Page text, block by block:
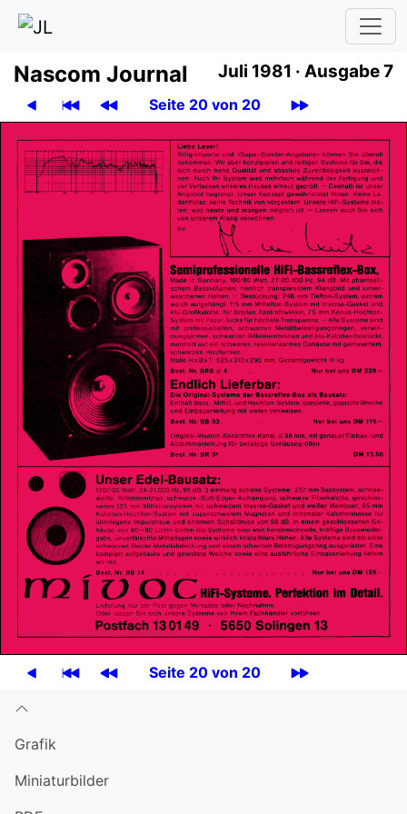
Nascom Journal Juli 1981 · Ausgabe 7
Seite 20 von 20
Seite 20 von 20
Grafik
Miniatur­bilder